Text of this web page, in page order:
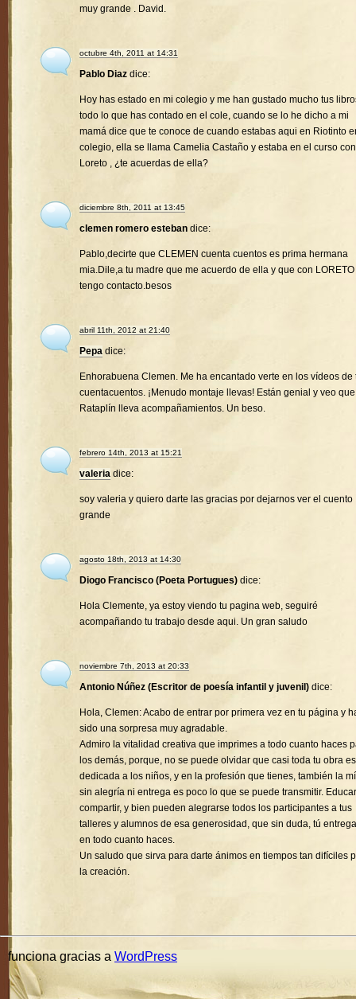
muy grande . David.
octubre 4th, 2011 at 14:31
Pablo Diaz dice:
Hoy has estado en mi colegio y me han gustado mucho tus
todo lo que has contado en el cole, cuando se lo he dicho a mi
mamá dice que te conoce de cuando estabas aqui en Riotinto
colegio, ella se llama Camelia Castaño y estaba en el curso con
Loreto , ¿te acuerdas de ella?
diciembre 8th, 2011 at 13:45
clemen romero esteban dice:
Pablo,decirte que CLEMEN cuenta cuentos es prima hermana
mia.Dile,a tu madre que me acuerdo de ella y que con LORETO
tengo contacto.besos
abril 11th, 2012 at 21:40
Pepa dice:
Enhorabuena Clemen. Me ha encantado verte en los vídeos de
cuentacuentos. ¡Menudo montaje llevas! Están genial y veo que
Rataplín lleva acompañamientos. Un beso.
febrero 14th, 2013 at 15:21
valeria dice:
soy valeria y quiero darte las gracias por dejarnos ver el cuento
grande
agosto 18th, 2013 at 14:30
Diogo Francisco (Poeta Portugues) dice:
Hola Clemente, ya estoy viendo tu pagina web, seguiré
acompañando tu trabajo desde aqui. Un gran saludo
noviembre 7th, 2013 at 20:33
Antonio Núñez (Escritor de poesía infantil y juvenil) dice:
Hola, Clemen: Acabo de entrar por primera vez en tu página y
sido una sorpresa muy agradable.
Admiro la vitalidad creativa que imprimes a todo cuanto haces
los demás, porque, no se puede olvidar que casi toda tu obra
dedicada a los niños, y en la profesión que tienes, también la
sin alegría ni entrega es poco lo que se puede transmitir.
compartir, y bien pueden alegrarse todos los participantes a tus
talleres y alumnos de esa generosidad, que sin duda, tú
en todo cuanto haces.
Un saludo que sirva para darte ánimos en tiempos tan difíciles
la creación.
funciona gracias a WordPress